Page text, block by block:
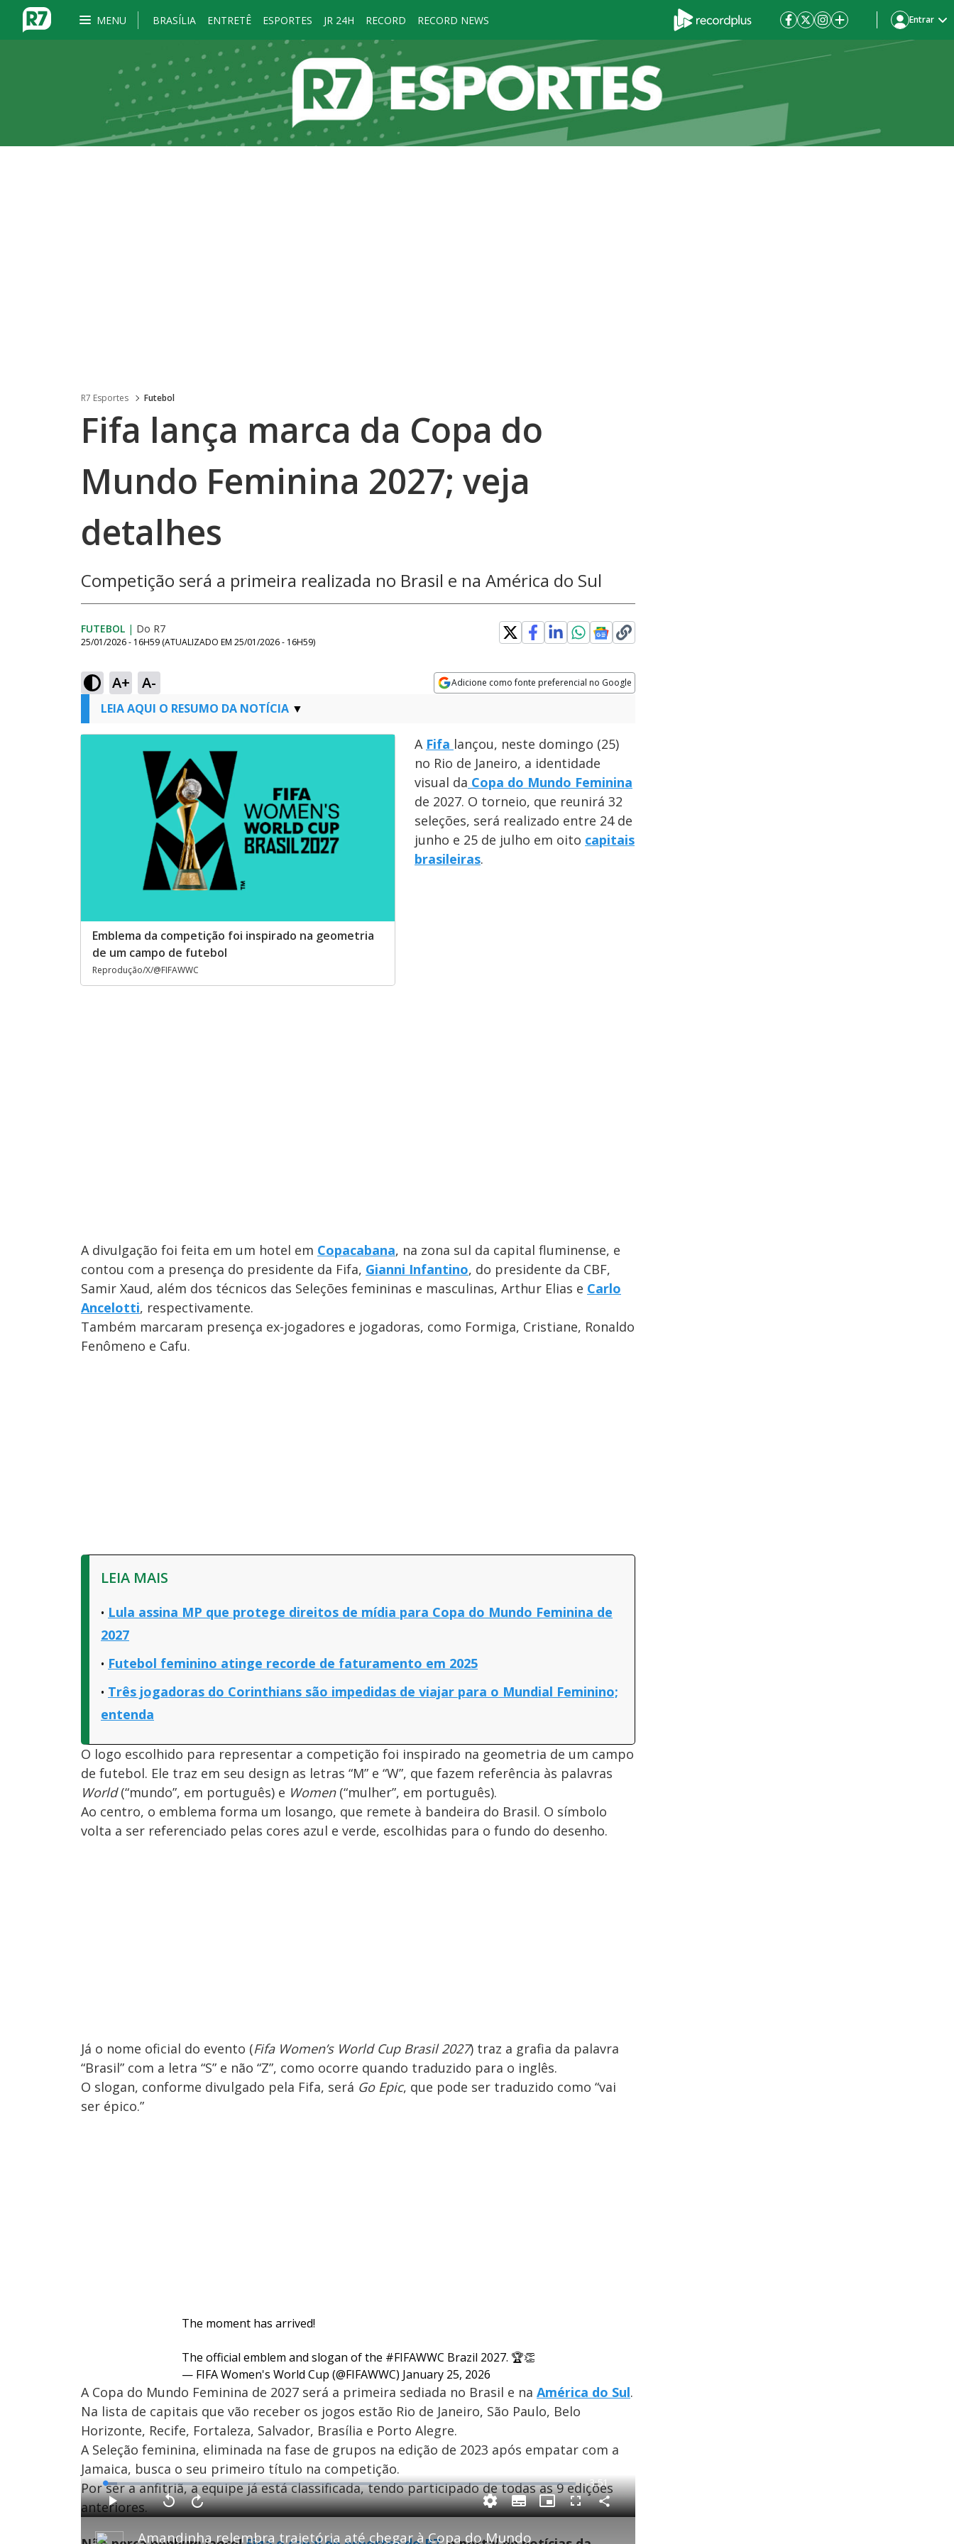
MENU BRASÍLIA ENTRETÊ ESPORTES JR 24H RECORD RECORD NEWS Entrar
R7 Esportes Futebol
Fifa lança marca da Copa do
Mundo Feminina 2027; veja
detalhes
Competição será a primeira realizada no Brasil e na América do Sul
FUTEBOL | Do R7
25/01/2026 - 16H59 (ATUALIZADO EM 25/01/2026 - 16H59)
A+ A- Adicione como fonte preferencial no Google
LEIA AQUI O RESUMO DA NOTÍCIA
Emblema da competição foi inspirado na geometria
de um campo de futebol
Reprodução/X/@FIFAWWC
A Fifa lançou, neste domingo (25)
no Rio de Janeiro, a identidade
visual da Copa do Mundo Feminina
de 2027. O torneio, que reunirá 32
seleções, será realizado entre 24 de
junho e 25 de julho em oito capitais
brasileiras.
A divulgação foi feita em um hotel em Copacabana, na zona sul da capital fluminense, e
contou com a presença do presidente da Fifa, Gianni Infantino, do presidente da CBF,
Samir Xaud, além dos técnicos das Seleções femininas e masculinas, Arthur Elias e Carlo
Ancelotti, respectivamente.
Também marcaram presença ex-jogadores e jogadoras, como Formiga, Cristiane, Ronaldo
Fenômeno e Cafu.
LEIA MAIS
Lula assina MP que protege direitos de mídia para Copa do Mundo Feminina de
2027
Futebol feminino atinge recorde de faturamento em 2025
Três jogadoras do Corinthians são impedidas de viajar para o Mundial Feminino;
entenda
O logo escolhido para representar a competição foi inspirado na geometria de um campo
de futebol. Ele traz em seu design as letras “M” e “W”, que fazem referência às palavras
World(“mundo”, em português) e Women(“mulher”, em português).
Ao centro, o emblema forma um losango, que remete à bandeira do Brasil. O símbolo
volta a ser referenciado pelas cores azul e verde, escolhidas para o fundo do desenho.
Já o nome oficial do evento (Fifa Women’s World Cup Brasil 2027) traz a grafia da palavra
“Brasil” com a letra “S” e não “Z”, como ocorre quando traduzido para o inglês.
O slogan, conforme divulgado pela Fifa, será Go Epic, que pode ser traduzido como “vai
ser épico.”
The moment has arrived!
The official emblem and slogan of the #FIFAWWC Brazil 2027. 🏆👏
— FIFA Women's World Cup (@FIFAWWC) January 25, 2026
A Copa do Mundo Feminina de 2027 será a primeira sediada no Brasil e na América do Sul.
Na lista de capitais que vão receber os jogos estão Rio de Janeiro, São Paulo, Belo
Horizonte, Recife, Fortaleza, Salvador, Brasília e Porto Alegre.
A Seleção feminina, eliminada na fase de grupos na edição de 2023 após empatar com a
Jamaica, busca o seu primeiro título na competição.
Por ser a anfitriã, a equipe já está classificada, tendo participado de todas as 9 edições
anteriores.
Amandinha relembra trajetória até chegar à Copa do Mundo
P
l
y
V
o
t
a
A
v
n
ç
L
o
a
d
e
R
e
m
-3:51
S
u
t
i
P
i
u
F
u
s
C
o